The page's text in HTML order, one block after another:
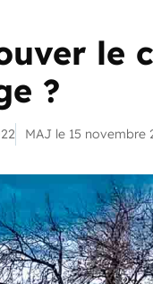
le
?
MAJ le 15 novembre